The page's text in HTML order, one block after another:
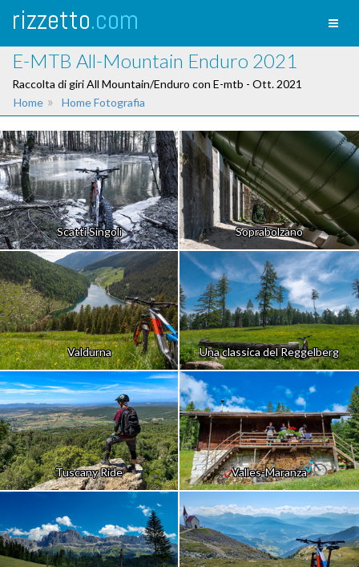
rizzetto.com
E-MTB All-Mountain Enduro 2021
Raccolta di giri All Mountain/Enduro con E-mtb - Ott. 2021
Home » Home Fotografia
Scatti Singoli Soprabolzano
Valdurna Una classica del Reggelberg
Tuscany Ride Valles-Maranza